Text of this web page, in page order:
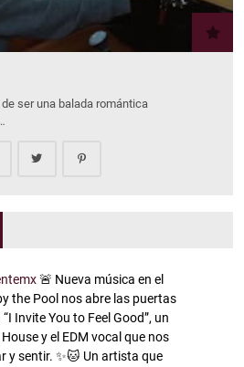
ser una balada romántica
🚨 Nueva música en el
the Pool nos abre las puertas
Invite You to Feel Good”, un
y el EDM vocal que nos
y sentir. ✨🐱 Un artista que